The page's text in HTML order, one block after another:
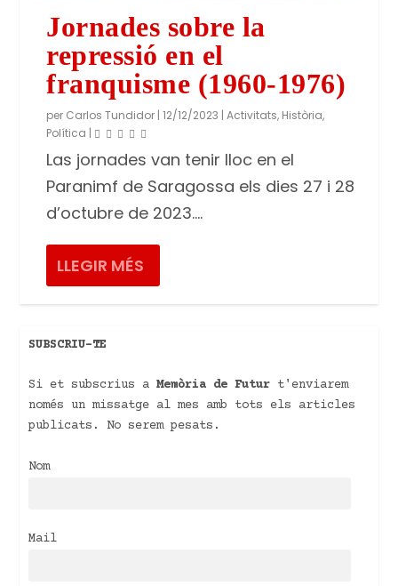
Jornades sobre la
repressió en el
franquisme (1960-1976)
per Carlos Tundidor |12/12/2023 |Activitats, Història,
Política |
Las jornades van tenir lloc en el
Paranimf de Saragossa els dies 27 i 28
d’octubre de 2023....
LLEGIR MÉS
SUBSCRIU-TE
Si et subscrius aMemòria de Futur t'enviarem
només un missatge al mes amb tots els articles
publicats. No serem pesats.
Nom
Mail